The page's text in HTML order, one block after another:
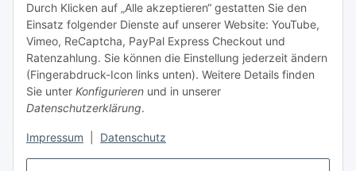
Durch Klicken auf „Alle akzeptieren“ gestatten Sie den
Einsatz folgender Dienste auf unserer Website: YouTube,
Vimeo, ReCaptcha, PayPal Express Checkout und
Ratenzahlung. Sie können die Einstellung jederzeit ändern
(Fingerabdruck-Icon links unten). Weitere Details finden
Sie unter Konfigurieren und in unserer
Datenschutzerklärung.
Impressum Datenschutz
Unsere Seiten
Social Media
Vertrag widerrufen